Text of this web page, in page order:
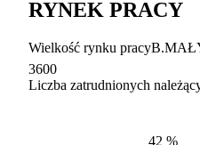
RYNEK PRACY
Wielkość rynku pracy
3600
Liczba zatrudnionych
42 %